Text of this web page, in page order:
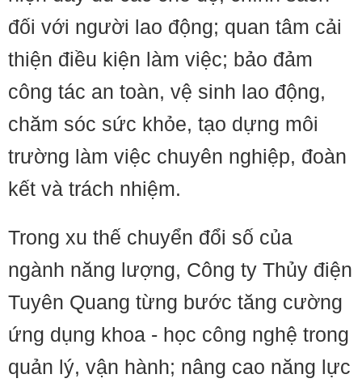
đối với người lao động; quan tâm cải
thiện điều kiện làm việc; bảo đảm
công tác an toàn, vệ sinh lao động,
chăm sóc sức khỏe, tạo dựng môi
trường làm việc chuyên nghiệp, đoàn
kết và trách nhiệm.
Trong xu thế chuyển đổi số của
ngành năng lượng, Công ty Thủy điện
Tuyên Quang từng bước tăng cường
ứng dụng khoa - học công nghệ trong
quản lý, vận hành; nâng cao năng lực